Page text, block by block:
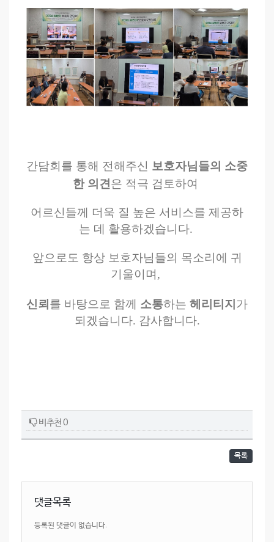
간담회를 통해 전해주신 보호자님들의 소중
한 의견 은 적극 검토하여
어르신들께 더욱 질 높은 서비스를 제공하
는 데 활용하겠습니다.
앞으로도 항상 보호자님들의 목소리에 귀
기울이며,
신뢰 를 바탕으로 함께 소통하는 헤리티지 가
되겠습니다. 감사합니다.
비추천 0
목록
댓글목록
등록된 댓글이 없습니다.